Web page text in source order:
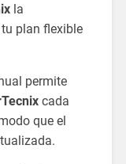
la
plan flexible
permite
cada
que el